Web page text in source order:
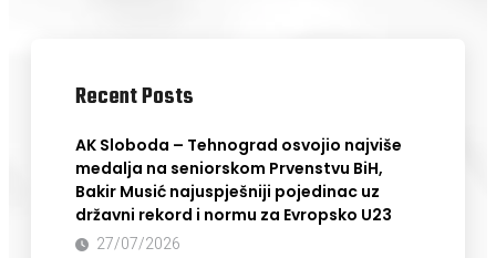
Recent Posts
AK Sloboda – Tehnograd osvojio najviše
medalja na seniorskom Prvenstvu BiH,
Bakir Musić najuspješniji pojedinac uz
državni rekord i normu za Evropsko U23
27/07/2026